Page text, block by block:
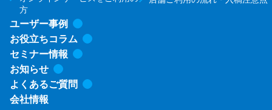
方
ユーザー事例
お役立ちコラム
セミナー情報
お知らせ
よくあるご質問
会社情報